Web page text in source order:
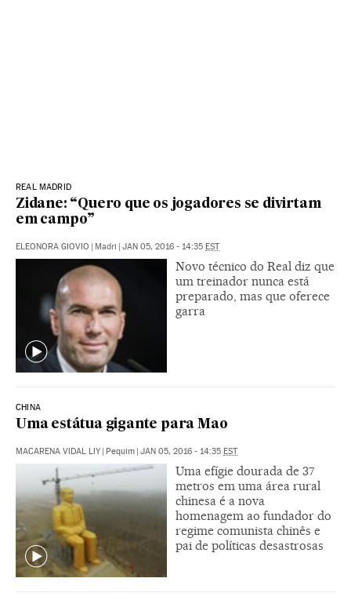
REAL MADRID
Zidane: “Quero que os jogadores se divirtam
em campo”
ELEONORA GIOVIO | Madri | JAN 05, 2016 - 14:35 EST
Novo técnico do Real diz que
um treinador nunca está
preparado, mas que oferece
garra
CHINA
Uma estátua gigante para Mao
MACARENA VIDAL LIY | Pequim | JAN 05, 2016 - 14:35 EST
Uma efígie dourada de 37
metros em uma área rural
chinesa é a nova
homenagem ao fundador do
regime comunista chinês e
pai de políticas desastrosas